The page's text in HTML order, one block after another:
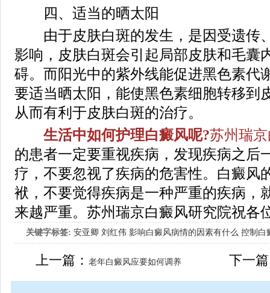
四、适当的晒太阳
由于皮肤白斑的发生，是因受遗传
影响，皮肤白斑会引起局部皮肤和毛囊
碍。而阳光中的紫外线能促进黑色素代
要适当晒太阳，能使黑色素细胞转移到
从而有利于皮肤白斑的治疗。
生活中如何护理白癜风呢?苏州瑞
的患者一定要重视疾病，发现疾病之后
疗，不要忽视了疾病的危害性。白癜风
袱，不要觉得疾病是一种严重的疾病，
来越严重。苏州瑞京白癜风研究院祝各
关键字标签: 安亚卿 刘红伟 影响白癜风病情的因素有什么 控制白
女生应该如何治疗呢
上一篇：老年白癜风应要如何调养 下一